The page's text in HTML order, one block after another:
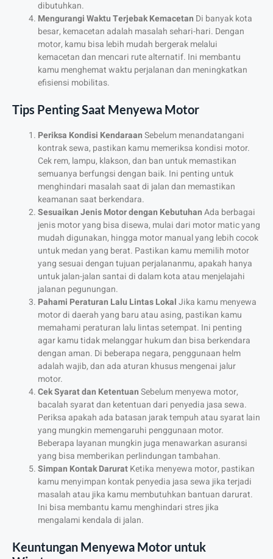
dibutuhkan.
Mengurangi Waktu Terjebak Kemacetan Di banyak kota
besar, kemacetan adalah masalah sehari-hari. Dengan
motor, kamu bisa lebih mudah bergerak melalui
kemacetan dan mencari rute alternatif. Ini membantu
kamu menghemat waktu perjalanan dan meningkatkan
efisiensi mobilitas.
Tips Penting Saat Menyewa Motor
Periksa Kondisi KendaraanSebelum menandatangani
kontrak sewa, pastikan kamu memeriksa kondisi motor.
Cek rem, lampu, klakson, dan ban untuk memastikan
semuanya berfungsi dengan baik. Ini penting untuk
menghindari masalah saat di jalan dan memastikan
keamanan saat berkendara.
Sesuaikan Jenis Motor dengan KebutuhanAda berbagai
jenis motor yang bisa disewa, mulai dari motor matic yang
mudah digunakan, hingga motor manual yang lebih cocok
untuk medan yang berat. Pastikan kamu memilih motor
yang sesuai dengan tujuan perjalananmu, apakah hanya
untuk jalan-jalan santai di dalam kota atau menjelajahi
jalanan pegunungan.
Pahami Peraturan Lalu Lintas LokalJika kamu menyewa
motor di daerah yang baru atau asing, pastikan kamu
memahami peraturan lalu lintas setempat. Ini penting
agar kamu tidak melanggar hukum dan bisa berkendara
dengan aman. Di beberapa negara, penggunaan helm
adalah wajib, dan ada aturan khusus mengenai jalur
motor.
Cek Syarat dan KetentuanSebelum menyewa motor,
bacalah syarat dan ketentuan dari penyedia jasa sewa.
Periksa apakah ada batasan jarak tempuh atau syarat lain
yang mungkin memengaruhi penggunaan motor.
Beberapa layanan mungkin juga menawarkan asuransi
yang bisa memberikan perlindungan tambahan.
Simpan Kontak DaruratKetika menyewa motor, pastikan
kamu menyimpan kontak penyedia jasa sewa jika terjadi
masalah atau jika kamu membutuhkan bantuan darurat.
Ini bisa membantu kamu menghindari stres jika
mengalami kendala di jalan.
Keuntungan Menyewa Motor untuk